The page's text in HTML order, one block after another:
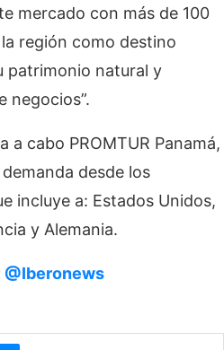
mercado con más de 100
región como destino
patrimonio natural y
negocios”.
cabo PROMTUR Panamá,
desde los
incluye a: Estados Unidos,
y Alemania.
@Iberonews